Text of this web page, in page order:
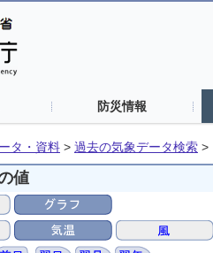
防災情報
タ・資料 > 過去の気象データ検索 >
値